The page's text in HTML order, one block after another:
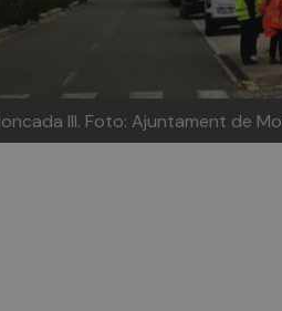
III. Foto: Ajuntament de